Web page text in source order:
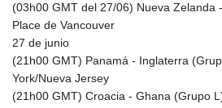
BIF
BOB
BSD
(03h00 GMT del 27/06) Nueva Zelanda
Place de Vancouver
27 de junio
(21h00 GMT) Panamá - Inglaterra
York/Nueva Jersey
(21h00 GMT) Croacia - Ghana (Grupo